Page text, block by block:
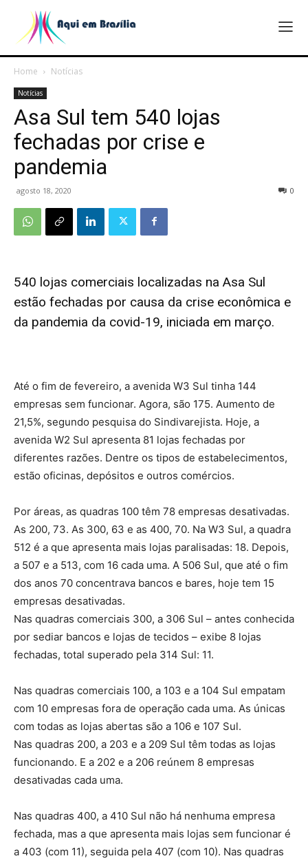
Home Notícias
Notícias
Asa Sul tem 540 lojas
fechadas por crise e
pandemia
agosto 18, 2020 0
540 lojas comerciais localizadas na Asa Sul
estão fechadas por causa da crise econômica e
da pandemia da covid-19, iniciada em março.
Até o fim de fevereiro, a avenida W3 Sul tinha 144
empresas sem funcionar. Agora, são 175. Aumento de
21,5%, segundo pesquisa do Sindivarejista. Hoje, a
avenida W2 Sul apresenta 81 lojas fechadas por
diferentes razões. Dentre os tipos de estabelecimentos,
estão oficinas, depósitos e outros comércios.
Por áreas, as quadras 100 têm 78 empresas desativadas.
As 200, 73. As 300, 63 e as 400, 70. Na W3 Sul, a quadra
512 é a que apresenta mais lojas paralisadas: 18. Depois,
a 507 e a 513, com 16 cada uma. A 506 Sul, que até o fim
dos anos 70 concentrava bancos e bares, hoje tem 15
empresas desativadas.
Nas quadras comerciais 300, a 306 Sul – antes conhecida
por sediar bancos e lojas de tecidos – exibe 8 lojas
fechadas, total superado pela 314 Sul: 11.
Nas quadras comerciais 100, a 103 e a 104 Sul empatam
com 10 empresas fora de operação cada uma. As únicas
com todas as lojas abertas são a 106 e 107 Sul.
Nas quadras 200, a 203 e a 209 Sul têm todas as lojas
funcionando. E a 202 e a 206 reúnem 8 empresas
desativadas cada uma.
Nas quadras 400, a 410 Sul não há nenhuma empresa
fechada, mas a que apresenta mais lojas sem funcionar é
a 403 (com 11), seguida pela 407 (com 10). Nas quadras